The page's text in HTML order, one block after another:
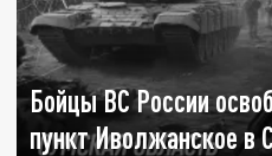
Бойцы ВС России
пункт Иволжанское в